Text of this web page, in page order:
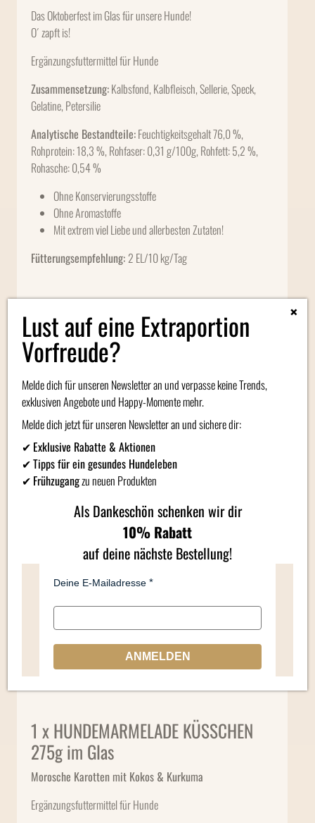
Das Oktoberfest im Glas für unsere Hunde!
O´ zapft is!
Ergänzungsfuttermittel für Hunde
Zusammensetzung:Kalbsfond, Kalbfleisch, Sellerie, Speck,
Gelatine, Petersilie
Analytische Bestandteile:Feuchtigkeitsgehalt 76,0 %,
Rohprotein: 18,3 %, Rohfaser: 0,31 g/100g, Rohfett: 5,2 %,
Rohasche: 0,54 %
Ohne Konservierungsstoffe
Ohne Aromastoffe
Mit extrem viel Liebe und allerbesten Zutaten!
Fütterungsempfehlung: 2 EL/10 kg/Tag
1 x HUNDEMARMELADE LIEBE 275 g,
im Glas
Buntes Gemüse in grünem GLÜCK
Die Veggie-Variante für Gemüse-Lover! Ideal auch, wenn ihr
barft. Ergänzungsfuttermittel für Hunde
Zusammensetzung:
Gemüsefond, Kartoffeln, Karotten,
Kohlrabi, Sellerie, Spinatpulver, Kokosmilch, Petersilie, Agar-
Agar
Rohprotein: 1,1 %
Rohfett: 0,6 %
Rohasche: 0,32 %
Veggie.
Ohne Aromastoffe.
Mit extrem viel Liebe und allerbesten Zutaten!
Fütterungsempfehlung:2 EL/10 kg/Tag
1 x HUNDEMARMELADE ​KÜSSCHEN
275g im Glas
Morosche Karotten mit Kokos & Kurkuma
Ergänzungsfuttermittel für Hunde
Lust auf eine Extraportion
Vorfreude?
Melde dich für unseren Newsletter an und verpasse keine Trends,
exklusiven Angebote und Happy-Momente mehr.
Melde dich jetzt für unseren Newsletter an und sichere dir:
✔ Exklusive Rabatte & Aktionen
✔Tipps für ein gesundes Hundeleben
✔ Frühzugangzu neuen Produkten
Als Dankeschön schenken wir dir
10% Rabatt
auf deine nächste Bestellung!
Deine E-Mailadresse
ANMELDEN
×